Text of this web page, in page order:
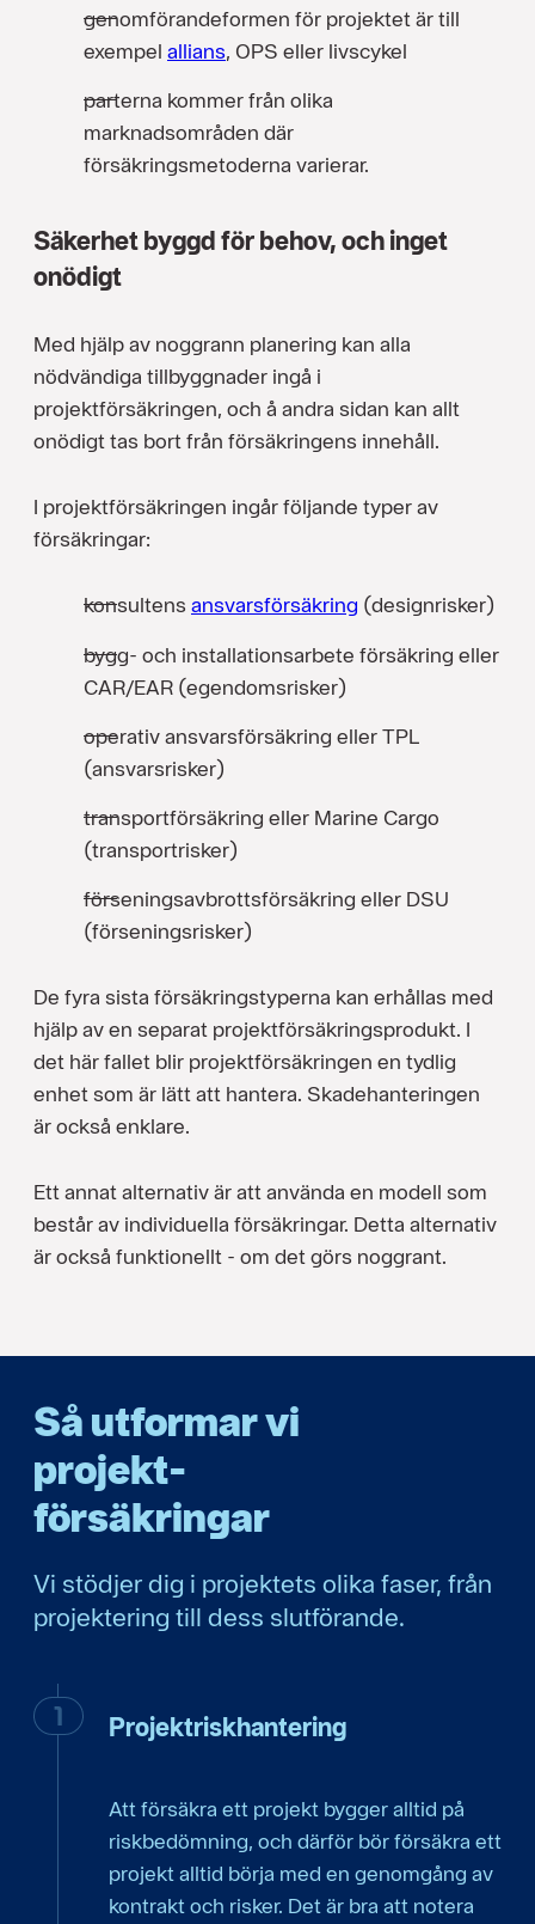
genomförandeformen för projektet är till
exempel allians, OPS eller livscykel
parterna kommer från olika
marknadsområden där
försäkringsmetoderna varierar.
Säkerhet byggd för behov, och inget
onödigt
Med hjälp av noggrann planering kan alla
nödvändiga tillbyggnader ingå i
projektförsäkringen, och å andra sidan kan allt
onödigt tas bort från försäkringens innehåll.
I projektförsäkringen ingår följande typer av
försäkringar:
konsultens ansvarsförsäkring (designrisker)
bygg- och installationsarbete försäkring eller
CAR/EAR (egendomsrisker)
operativ ansvarsförsäkring eller TPL
(ansvarsrisker)
transportförsäkring eller Marine Cargo
(transportrisker)
förseningsavbrottsförsäkring eller DSU
(förseningsrisker)
De fyra sista försäkringstyperna kan erhållas med
hjälp av en separat projektförsäkringsprodukt. I
det här fallet blir projektförsäkringen en tydlig
enhet som är lätt att hantera. Skadehanteringen
är också enklare.
Ett annat alternativ är att använda en modell som
består av individuella försäkringar. Detta alternativ
är också funktionellt - om det görs noggrant.
Så utformar vi
projekt­
försäkringar
Vi stödjer dig i projektets olika faser, från
projektering till dess slutförande.
Projektriskhantering
Att försäkra ett projekt bygger alltid på
riskbedömning, och därför bör försäkra ett
projekt alltid börja med en genomgång av
kontrakt och risker. Det är bra att notera